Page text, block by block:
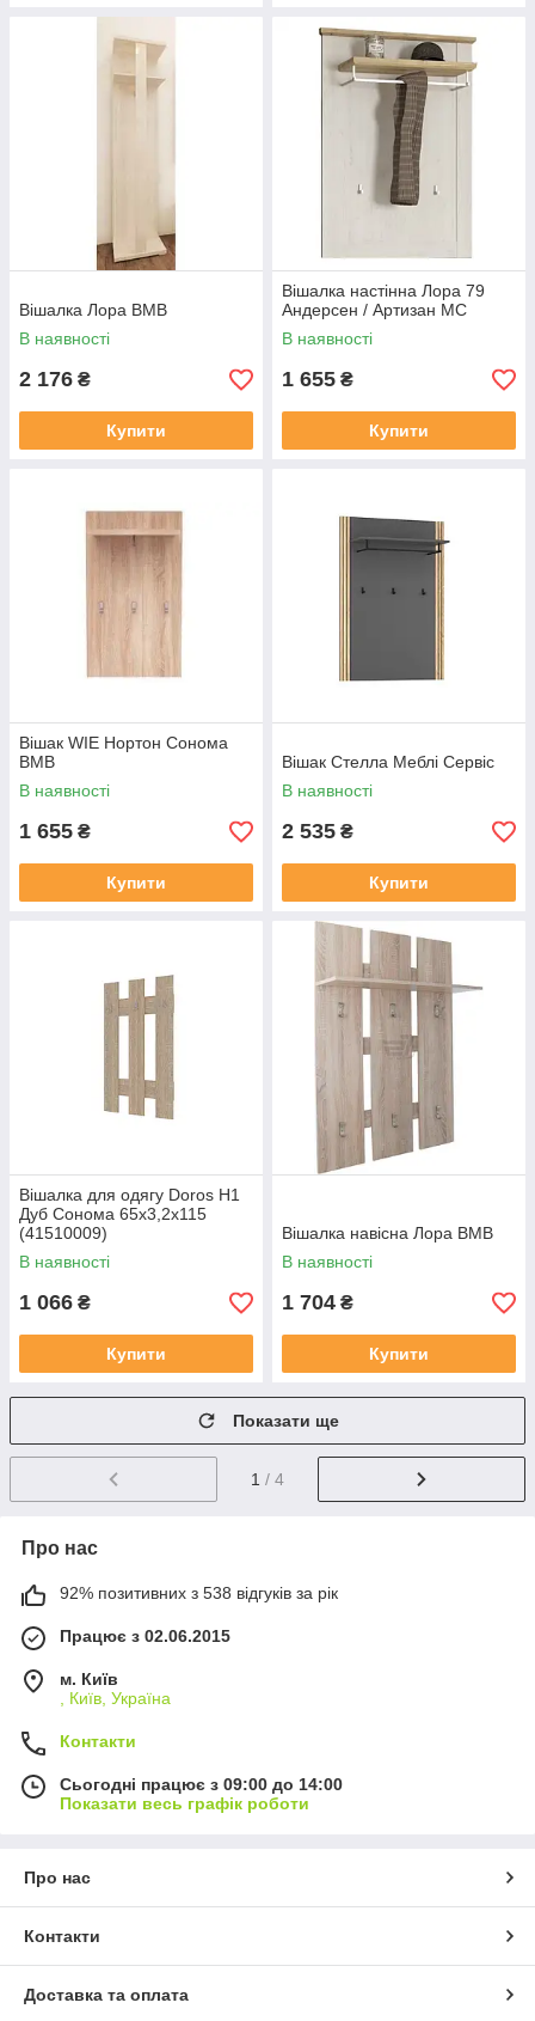
Вішалка Лора ВМВ
В наявності
2 176 ₴
Купити
Вішалка настінна Лора 79
Андерсен / Артизан МС
В наявності
1 655 ₴
Купити
Вішак WIЕ Нортон Сонома
ВМВ
В наявності
1 655 ₴
Купити
Вішак Стелла Меблі Сервіс
В наявності
2 535 ₴
Купити
Вішалка для одягу Doros Н1
Дуб Cонома 65х3,2х115
(41510009)
В наявності
1 066 ₴
Купити
Вішалка навісна Лора ВМВ
В наявності
1 704 ₴
Купити
Показати ще
1 / 4
Про нас
92% позитивних з 538 відгуків за рік
Працює з 02.06.2015
м. Київ
, Київ, Україна
Контакти
Сьогодні працює з 09:00 до 14:00
Показати весь графік роботи
Про нас
Контакти
Доставка та оплата